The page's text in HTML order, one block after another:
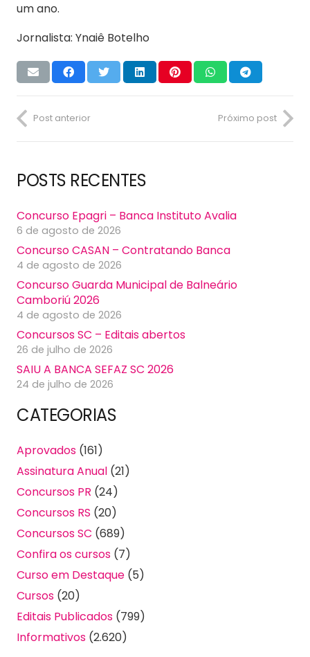
um ano.
Jornalista: Ynaiê Botelho
Post anterior Próximo post
POSTS RECENTES
Concurso Epagri – Banca Instituto Avalia
6 de agosto de 2026
Concurso CASAN – Contratando Banca
4 de agosto de 2026
Concurso Guarda Municipal de Balneário
Camboriú 2026
4 de agosto de 2026
Concursos SC – Editais abertos
26 de julho de 2026
SAIU A BANCA SEFAZ SC 2026
24 de julho de 2026
CATEGORIAS
Aprovados (161)
Assinatura Anual (21)
Concursos PR (24)
Concursos RS (20)
Concursos SC (689)
Confira os cursos (7)
Curso em Destaque (5)
Cursos (20)
Editais Publicados (799)
Informativos (2.620)